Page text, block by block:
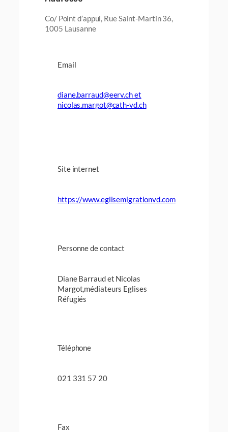
Co/ Point d’appui, Rue Saint-Martin 36,
1005 Lausanne
Email
diane.barraud@eerv.ch et
nicolas.margot@cath-vd.ch
Site internet
https://www.eglisemigrationvd.com
Personne de contact
Diane Barraud et Nicolas
Margot,médiateurs Eglises
Réfugiés
Téléphone
021 331 57 20
Fax